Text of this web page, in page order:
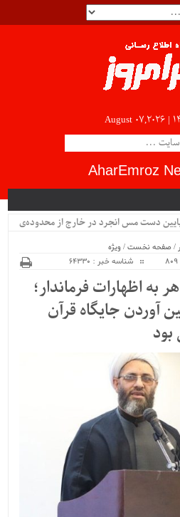
August 07,2026 |
AharEmroz
/صفحه نخست/ ویژه
شناسه خبر : 64330
به اظهارات فرماندار؛
آوردن جایگاه قرآن